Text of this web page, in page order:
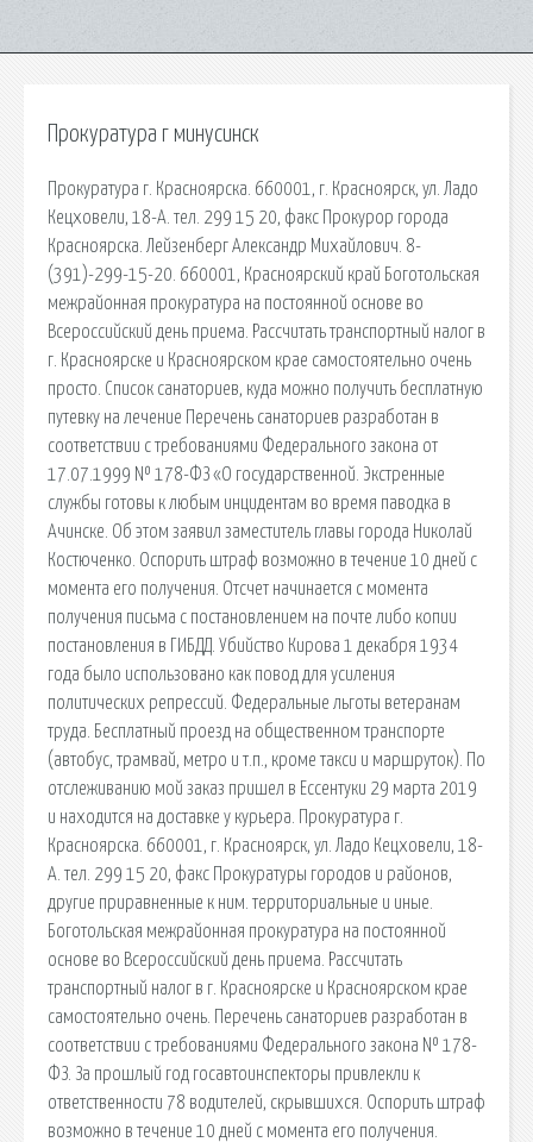
Прокуратура г минусинск
Прокуратура г. Красноярска. 660001, г. Красноярск, ул. Ладо
Кецховели, 18-А. тел. 299 15 20, факс Прокурор города
Красноярска. Лейзенберг Александр Михайлович. 8-
(391)-299-15-20. 660001, Красноярский край Боготольская
межрайонная прокуратура на постоянной основе во
Всероссийский день приема. Рассчитать транспортный налог в
г. Красноярске и Красноярском крае самостоятельно очень
просто. Список санаториев, куда можно получить бесплатную
путевку на лечение Перечень санаториев разработан в
соответствии с требованиями Федерального закона от
17.07.1999 № 178-ФЗ «О государственной. Экстренные
службы готовы к любым инцидентам во время паводка в
Ачинске. Об этом заявил заместитель главы города Николай
Костюченко. Оспорить штраф возможно в течение 10 дней с
момента его получения. Отсчет начинается с момента
получения письма с постановлением на почте либо копии
постановления в ГИБДД. Убийство Кирова 1 декабря 1934
года было использовано как повод для усиления
политических репрессий. Федеральные льготы ветеранам
труда. Бесплатный проезд на общественном транспорте
(автобус, трамвай, метро и т.п., кроме такси и маршруток). По
отслеживанию мой заказ пришел в Ессентуки 29 марта 2019
и находится на доставке у курьера. Прокуратура г.
Красноярска. 660001, г. Красноярск, ул. Ладо Кецховели, 18-
А. тел. 299 15 20, факс Прокуратуры городов и районов,
другие приравненные к ним. территориальные и иные.
Боготольская межрайонная прокуратура на постоянной
основе во Всероссийский день приема. Рассчитать
транспортный налог в г. Красноярске и Красноярском крае
самостоятельно очень. Перечень санаториев разработан в
соответствии с требованиями Федерального закона № 178-
ФЗ. За прошлый год госавтоинспекторы привлекли к
ответственности 78 водителей, скрывшихся. Оспорить штраф
возможно в течение 10 дней с момента его получения.